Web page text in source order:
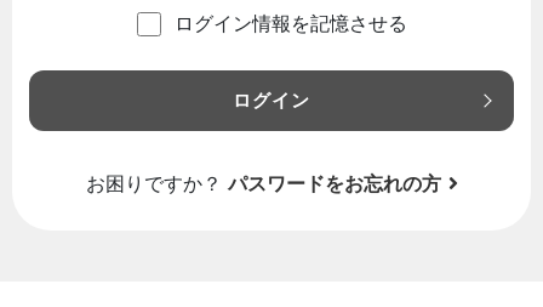
ログイン情報を記憶させる
ログイン
お困りですか？ パスワードをお忘れの方